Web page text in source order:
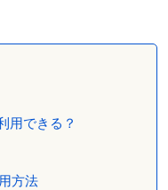
用できる？
方法